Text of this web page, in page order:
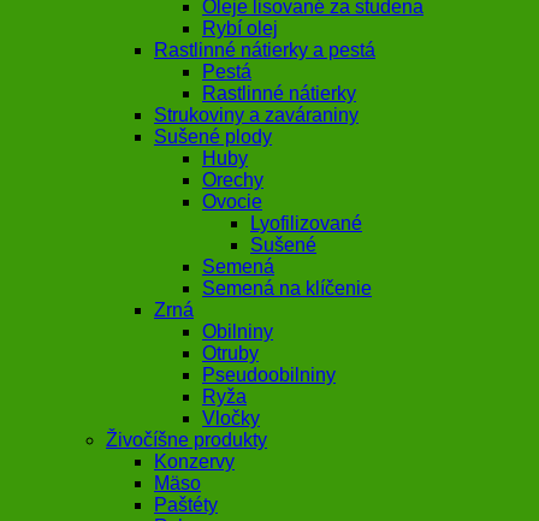
Oleje lisované za studena
Rybí olej
Rastlinné nátierky a pestá
Pestá
Rastlinné nátierky
Strukoviny a zaváraniny
Sušené plody
Huby
Orechy
Ovocie
Lyofilizované
Sušené
Semená
Semená na klíčenie
Zrná
Obilniny
Otruby
Pseudoobilniny
Ryža
Vločky
Živočíšne produkty
Konzervy
Mäso
Paštéty